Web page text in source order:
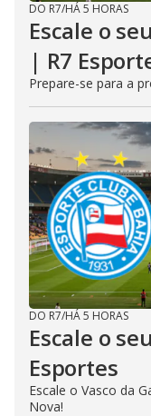
DO R7/HÁ 5 HORAS
Escale o
| R7
Prepare-se para a
DO R7/HÁ 5 HORAS
Escale o
Esportes
Escale o Vasco da
Nova!